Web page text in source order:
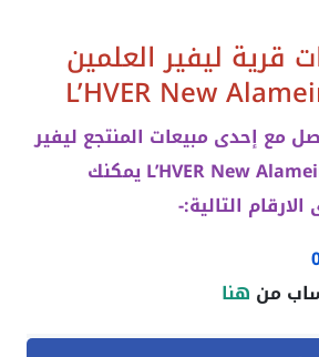
قرية ليفير العلمين
L’HVER New
مع إحدى مبيعات المنتجع ليفير
العلمين الجديدة L’HVER New Alamein يمكنك
التالية:-
من هنا